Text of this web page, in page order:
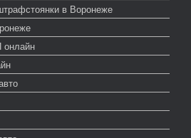
в Воронеже
онлайн